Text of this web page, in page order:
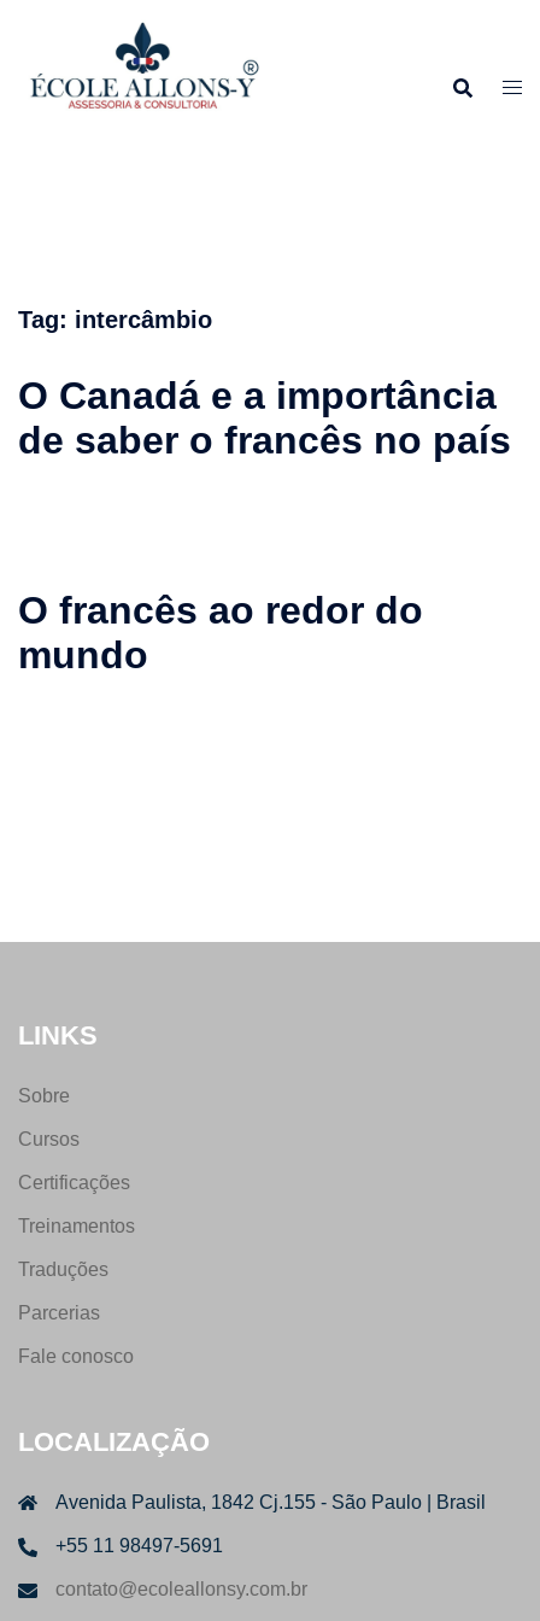
conteúdo
Tag: intercâmbio
O Canadá e a importância
de saber o francês no país
O francês ao redor do
mundo
LINKS
Sobre
Cursos
Certificações
Treinamentos
Traduções
Parcerias
Fale conosco
LOCALIZAÇÃO
Avenida Paulista, 1842 Cj.155 - São Paulo | Brasil
+55 11 98497-5691
contato@ecoleallonsy.com.br